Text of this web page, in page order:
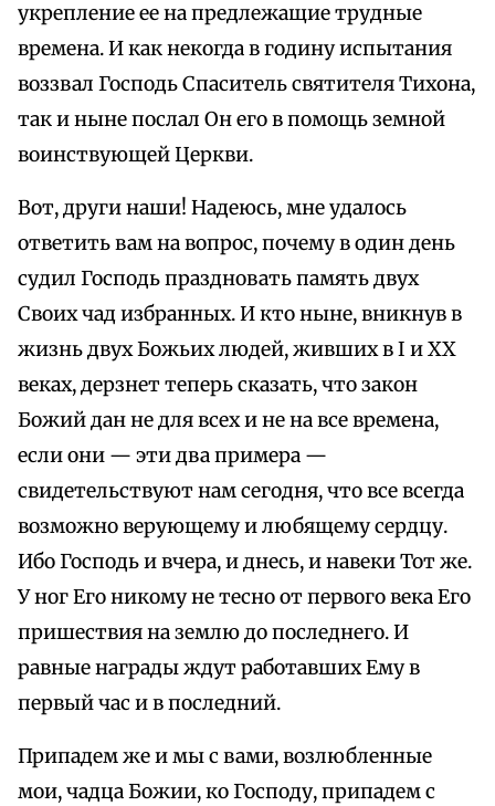
укрепление ее на предлежащие трудные
времена. И как некогда в годину испытания
воззвал Господь Спаситель святителя Тихона,
так и ныне послал Он его в помощь земной
воинствующей Церкви.
Вот, други наши! Надеюсь, мне удалось
ответить вам на вопрос, почему в один день
судил Господь праздновать память двух
Своих чад избранных. И кто ныне, вникнув в
жизнь двух Божьих людей, живших в I и XX
веках, дерзнет теперь сказать, что закон
Божий дан не для всех и не на все времена,
если они — эти два примера —
свидетельствуют нам сегодня, что все всегда
возможно верующему и любящему сердцу.
Ибо Господь и вчера, и днесь, и навеки Тот же.
У ног Его никому не тесно от первого века Его
пришествия на землю до последнего. И
равные награды ждут работавших Ему в
первый час и в последний.
Припадем же и мы с вами, возлюбленные
мои, чадца Божии, ко Господу, припадем с